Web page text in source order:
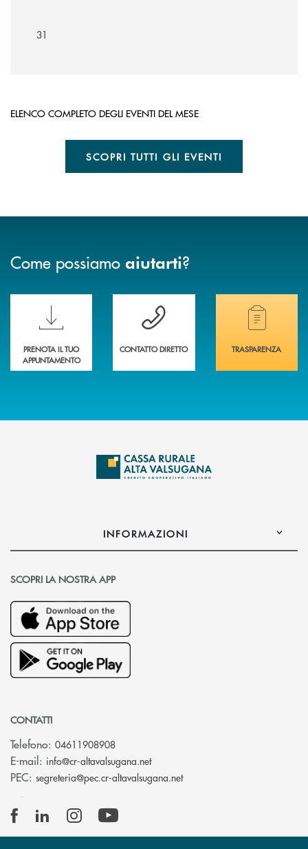
31
ELENCO COMPLETO DEGLI EVENTI DEL MESE
SCOPRI TUTTI GLI EVENTI
Come possiamo aiutarti?
Scopri le funzionalità della nuova PRENOTA BANCA
PRENOTA IL TUO
APPUNTAMENTO
Hai bisogno di assistenza immediata?
CONTATTO DIRETTO
Hai bisogno di
TRASPARENZA
INFORMAZIONI
SCOPRI LA NOSTRA APP
CONTATTI
Telefono: 04611908908
E-mail: info@cr-altavalsugana.net(si apre l’app di posta
PEC: segreteria@pec.cr-altavalsugana.net(si apre l’app di posta